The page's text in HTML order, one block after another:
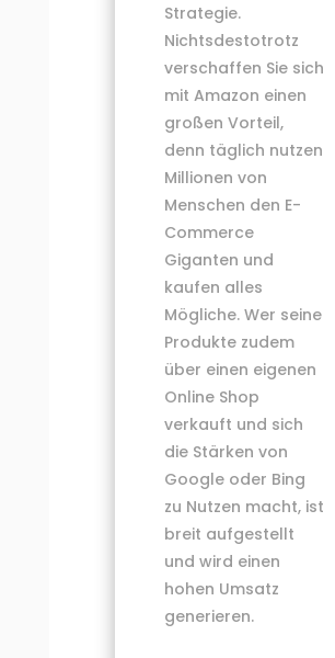
Strategie.
Nichtsdestotrotz
verschaffen Sie sich
mit Amazon einen
großen Vorteil,
denn täglich nutzen
Millionen von
Menschen den E-
Commerce
Giganten und
kaufen alles
Mögliche. Wer seine
Produkte zudem
über einen eigenen
Online Shop
verkauft und sich
die Stärken von
Google oder Bing
zu Nutzen macht, ist
breit aufgestellt
und wird einen
hohen Umsatz
generieren.